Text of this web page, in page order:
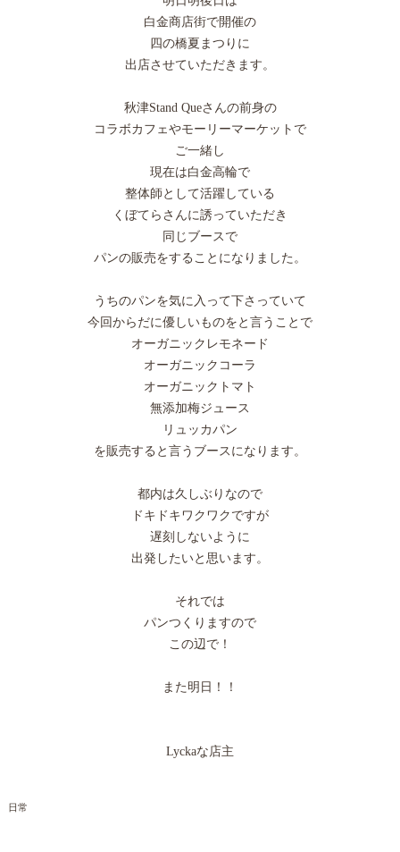
白金商店街で開催の
四の橋夏まつりに
出店させていただきます。
秋津Stand Queさんの前身の
コラボカフェやモーリーマーケットで
ご一緒し
現在は白金高輪で
整体師として活躍している
くぼてらさんに誘っていただき
同じブースで
パンの販売をすることになりました。
うちのパンを気に入って下さっていて
今回からだに優しいものをと言うことで
オーガニックレモネード
オーガニックコーラ
オーガニックトマト
無添加梅ジュース
リュッカパン
を販売すると言うブースになります。
都内は久しぶりなので
ドキドキワクワクですが
遅刻しないように
出発したいと思います。
それでは
パンつくりますので
この辺で！
また明日！！
Lyckaな店主
日常